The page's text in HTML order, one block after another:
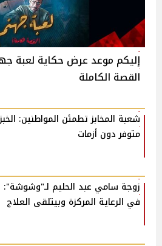
إليكم موعد عرض حكاية لعبة
القصة الكاملة
شعبة المخابز تطمئن المواطنين:
متوفر دون أزمات
زوجة سامي عبد الحليم
في الرعاية المركزة وبيتلقى العلاج